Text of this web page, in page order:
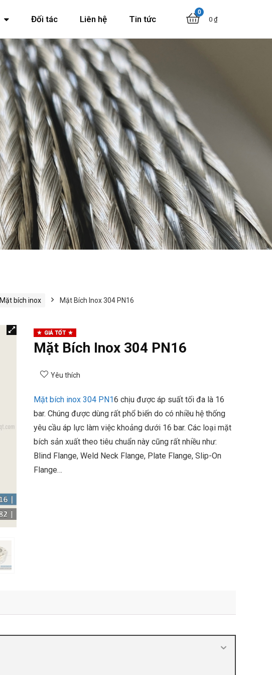
Đối tác Liên hệ Tin tức
0
0₫
Mặt bích inox Mặt Bích Inox 304 PN16
GIÁ TỐT
Mặt Bích Inox 304 PN16
Yêu thích
Mặt bích inox 304 PN16 chịu được áp suất tối đa là 16
bar. Chúng được dùng rất phổ biến do có nhiều hệ thống
yêu cầu áp lực làm việc khoảng dưới 16 bar. Các loại mặt
bích sản xuất theo tiêu chuẩn này cũng rất nhiều như:
Blind Flange, Weld Neck Flange, Plate Flange, Slip-On
Flange…